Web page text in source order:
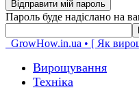
Пароль буде надіслано на
GrowHow.in.ua • [ Як
Вирощування
Техніка